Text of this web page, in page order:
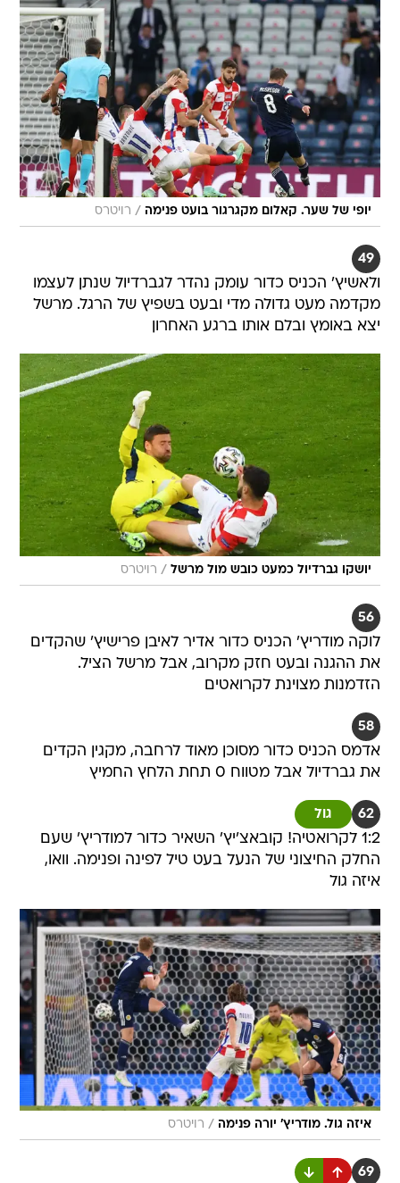
יופי של שער. קאלום מקגרגור בועט פנימה / רויטרס
49
ולאשיץ' הכניס כדור עומק נהדר לגברדיול שנתן לעצמו
מקדמה מעט גדולה מדי ובעט בשפיץ של הרגל. מרשל
יצא באומץ ובלם אותו ברגע האחרון
יושקו גברדיול כמעט כובש מול מרשל / רויטרס
56
לוקה מודריץ' הכניס כדור אדיר לאיבן פרישיץ' שהקדים
את ההגנה ובעט חזק מקרוב, אבל מרשל הציל.
הזדמנות מצוינת לקרואטים
58
אדמס הכניס כדור מסוכן מאוד לרחבה, מקגין הקדים
את גברדיול אבל מטווח 0 תחת הלחץ החמיץ
62 גול
1:2 לקרואטיה! קובאצ'יץ' השאיר כדור למודריץ' שעם
החלק החיצוני של הנעל בעט טיל לפינה ופנימה. וואו,
איזה גול
איזה גול. מודריץ' יורה פנימה / רויטרס
69